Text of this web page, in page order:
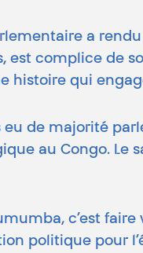
a
est complice de
histoire qui
eu de majorité
au Congo.
c’est
politique pour